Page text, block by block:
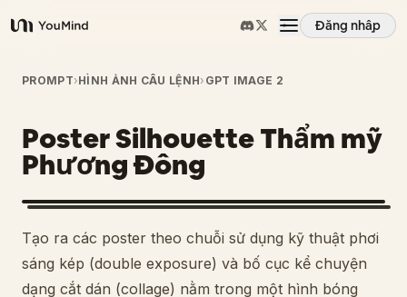
YouMind
Đăng nhập
Tổng quan
Các trường hợp sử dụng
Kỹ năng
Lời nhắc
PROMPT›HÌNH ẢNH CÂU LỆNH› GPT IMAGE 2
Poster Silhouette Thẩm mỹ
Phương Đông
Tạo ra các poster theo chuỗi sử dụng kỹ thuật phơi
sáng kép (double exposure) và bố cục kể chuyện
dạng cắt dán (collage) nằm trong một hình bóng